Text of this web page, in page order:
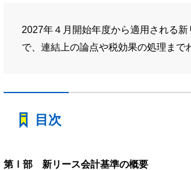
2027年４月開始年度から適用される
で、連結上の論点や税効果の処理まで
目次
第Ⅰ部 新リース会計基準の概要